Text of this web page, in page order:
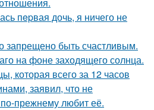
пepвая дочь, я ничего не
запрещено быть счастливым.
на фоне заходящего солнца.
которая всего за 12 часов
заявил, что не
прежнему любит её.